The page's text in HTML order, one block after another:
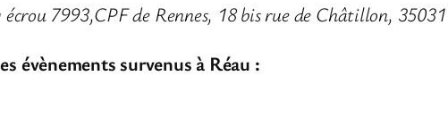
7993,CPF de Rennes, 18 bis rue de Châtillon,
évènements survenus à Réau :